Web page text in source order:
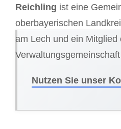
Reichling ist eine
oberbayerischen
am Lech und ein Mitglied
Nutzen Sie unser